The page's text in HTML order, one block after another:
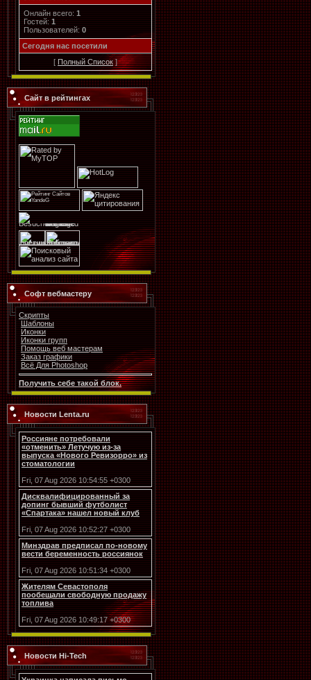
Онлайн всего: 1
Гостей: 1
Пользователей: 0
Cегодня нас посетили
[ Полный Список]
Сайт в рейтингах
Софт вебмастеру
Скрипты
Шаблоны
Иконки
Иконки групп
Помощь веб мастерам
Заказ графики
Всё Для Photoshop
Получить себе такой блок.
Новости Lenta.ru
Россияне потребовали
«отменить» Летучую из-за
выпуска «Нового Ревизорро» из
стоматологии
Fri, 07 Aug 2026 10:54:55 +0300
Дисквалифицированный за
допинг бывший футболист
«Спартака» нашел новый клуб
Fri, 07 Aug 2026 10:52:27 +0300
Минздрав предписал по-новому
вести беременность россиянок
Fri, 07 Aug 2026 10:51:34 +0300
Жителям Севастополя
пообещали свободную продажу
топлива
Fri, 07 Aug 2026 10:49:17 +0300
Новости Hi-Tech